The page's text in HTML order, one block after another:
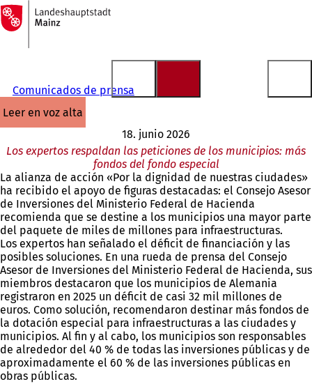
Saltar al contenido
A
la
página
Comunicados de prensa
leer en voz alta
18. junio 2026
Los expertos respaldan las peticiones de los municipios: más
fondos del fondo especial
La alianza de acción «Por la dignidad de nuestras ciudades»
ha recibido el apoyo de figuras destacadas: el Consejo Asesor
de Inversiones del Ministerio Federal de Hacienda
recomienda que se destine a los municipios una mayor parte
del paquete de miles de millones para infraestructuras.
Los expertos han señalado el déficit de financiación y las
posibles soluciones. En una rueda de prensa del Consejo
Asesor de Inversiones del Ministerio Federal de Hacienda, sus
miembros destacaron que los municipios de Alemania
registraron en 2025 un déficit de casi 32 mil millones de
euros. Como solución, recomendaron destinar más fondos de
la dotación especial para infraestructuras a las ciudades y
municipios. Al fin y al cabo, los municipios son responsables
de alrededor del 40 % de todas las inversiones públicas y de
aproximadamente el 60 % de las inversiones públicas en
obras públicas.